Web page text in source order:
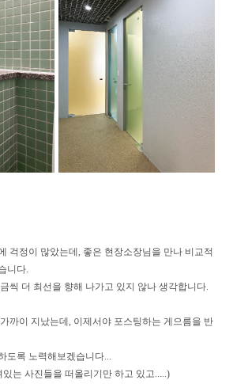
걱정이 많았는데, 좋은 현장소장님을 만나 비교적
니다.
씩 더 최선을 향해 나가고 있지 않나 생각합니다.
까이 지났는데, 이제서야 포스팅하는 게으름을 반
도록 노력해보겠습니다...
는 사진들을 떠올리기만 하고 있고.....)